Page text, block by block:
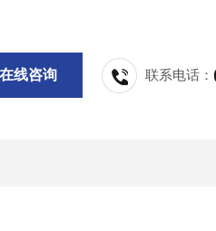
线咨询 联系电话：